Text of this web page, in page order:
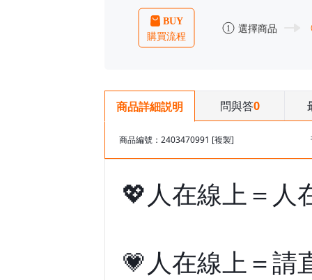
商品詳細説明 問與答0
商品編號：2403470991 [複製]
💖人在線上＝人
💗人在線上＝請